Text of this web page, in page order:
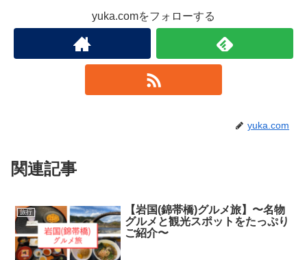
yuka.comをフォローする
yuka.com
関連記事
旅行
【岩国(錦帯橋)グルメ旅】〜名物
グルメと観光スポットをたっぷり
ご紹介〜